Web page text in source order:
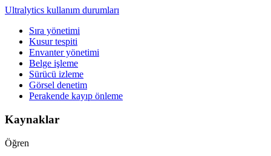
Ultralytics kullanım durumları
Sıra yönetimi
Kusur tespiti
Envanter yönetimi
Belge işleme
Sürücü izleme
Görsel denetim
Perakende kayıp önleme
Kaynaklar
Öğren